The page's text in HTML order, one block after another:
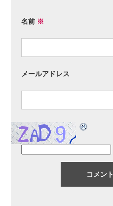
名前 ※
メールアドレス